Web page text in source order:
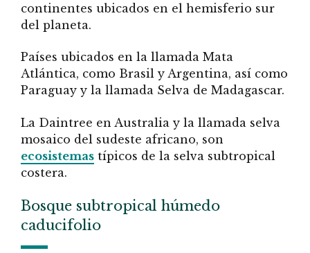
continentes ubicados en el hemisferio sur
del planeta.
Países ubicados en la llamada Mata
Atlántica, como Brasil y Argentina, así como
Paraguay y la llamada Selva de Madagascar.
La Daintree en Australia y la llamada selva
mosaico del sudeste africano, son
ecosistemas típicos de la selva subtropical
costera.
Bosque subtropical húmedo
caducifolio